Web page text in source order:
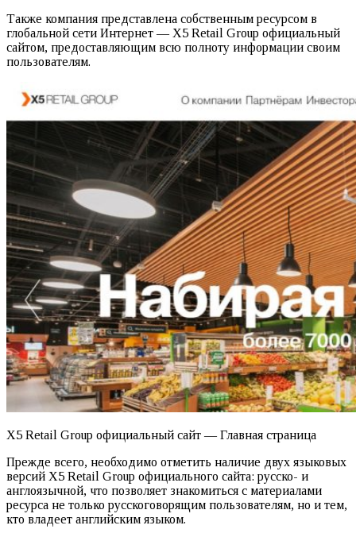
Также компания представлена собственным ресурсом в
глобальной сети Интернет — X5 Retail Group официальный
сайтом, предоставляющим всю полноту информации своим
пользователям.
X5 Retail Group официальный сайт — Главная страница
Прежде всего, необходимо отметить наличие двух языковых
версий X5 Retail Group официального сайта: русско- и
англоязычной, что позволяет знакомиться с материалами
ресурса не только русскоговорящим пользователям, но и тем,
кто владеет английским языком.